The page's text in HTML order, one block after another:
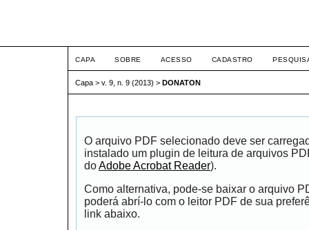
CAPA SOBRE ACESSO CADASTRO
Capa > v. 9, n. 9 (2013) > DONATON
O arquivo PDF selecionado deve ser
instalado um plugin de leitura de arquivos
doAdobe Acrobat Reader).
Como alternativa, pode-se baixar o arquivo
poderá abrí-lo com o leitor PDF de sua
link abaixo.